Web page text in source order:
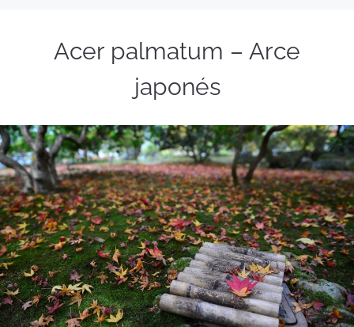
Acer palmatum – Arce
japonés